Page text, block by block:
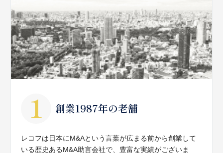
創業1987年の老舗
レコフは日本にM&Aという言葉が広まる前から創業して
いる歴史あるM&A助言会社で、豊富な実績がございま